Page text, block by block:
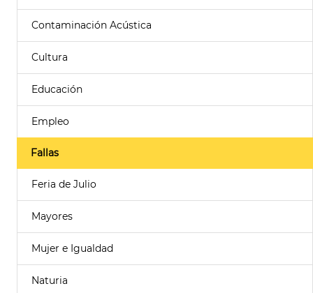
Contaminación Acústica
Cultura
Educación
Empleo
Fallas
Feria de Julio
Mayores
Mujer e Igualdad
Naturia